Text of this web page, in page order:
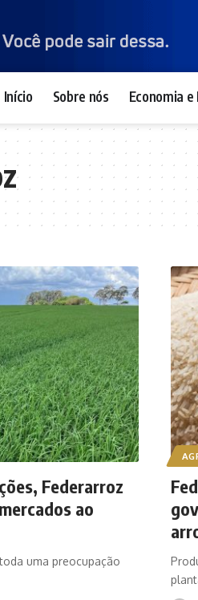
Início Sobre nós Economia
Federarroz
ao
uma preocupação